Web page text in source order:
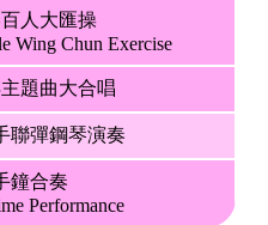
人大匯操
Wing Chun Exercise
題曲大合唱
聯彈鋼琴演奏
鐘合奏
Performance